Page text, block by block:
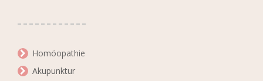
Homöopathie
Akupunktur